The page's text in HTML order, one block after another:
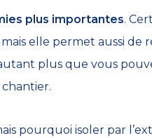
plus importantes.
elle permet aussi de
plus que vous
pourquoi isoler par